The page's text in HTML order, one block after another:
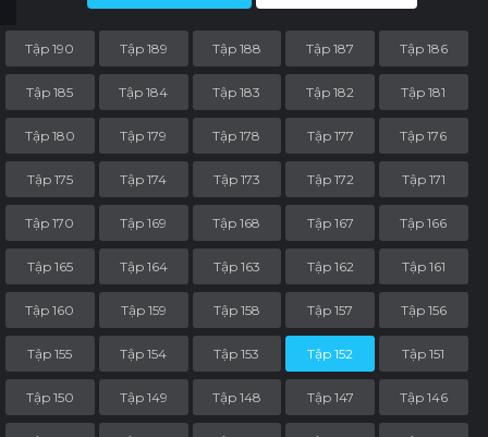
Tập 190 Tập 189 Tập 188 Tập 187 Tập 186
Tập 185 Tập 184 Tập 183 Tập 182 Tập 181
Tập 180 Tập 179 Tập 178 Tập 177 Tập 176
Tập 175 Tập 174 Tập 173 Tập 172 Tập 171
Tập 170 Tập 169 Tập 168 Tập 167 Tập 166
Tập 165 Tập 164 Tập 163 Tập 162 Tập 161
Tập 160 Tập 159 Tập 158 Tập 157 Tập 156
Tập 155 Tập 154 Tập 153 Tập 152 Tập 151
Tập 150 Tập 149 Tập 148 Tập 147 Tập 146